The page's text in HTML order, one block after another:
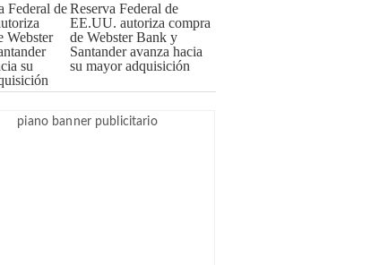
Reserva Federal de
EE.UU. autoriza compra
de Webster Bank y
Santander avanza hacia
su mayor adquisición